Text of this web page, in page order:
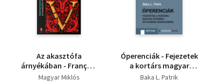
Az akasztófa
árnyékában - François
Villon
Magyar Miklós
Óperenciák - Fejezetek
a kortárs magyar
gyermek- és ifjúsági
Baka L. Patrik